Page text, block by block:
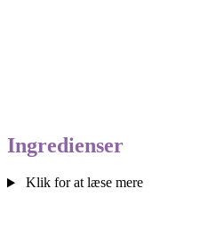
Ingre­di­en­ser
Klik for at læse mere